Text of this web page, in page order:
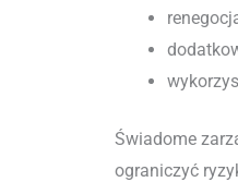
Świadome
ograniczyć